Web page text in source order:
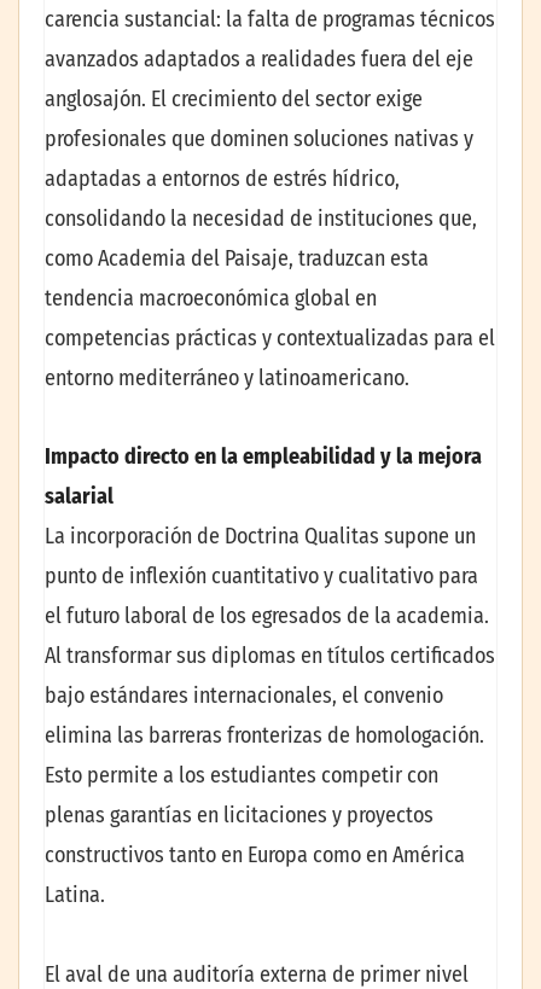
carencia sustancial: la falta de programas técnicos
avanzados adaptados a realidades fuera del eje
anglosajón. El crecimiento del sector exige
profesionales que dominen soluciones nativas y
adaptadas a entornos de estrés hídrico,
consolidando la necesidad de instituciones que,
como Academia del Paisaje, traduzcan esta
tendencia macroeconómica global en
competencias prácticas y contextualizadas para el
entorno mediterráneo y latinoamericano.
Impacto directo en la empleabilidad y la mejora
salarial
La incorporación de Doctrina Qualitas supone un
punto de inflexión cuantitativo y cualitativo para
el futuro laboral de los egresados de la academia.
Al transformar sus diplomas en títulos certificados
bajo estándares internacionales, el convenio
elimina las barreras fronterizas de homologación.
Esto permite a los estudiantes competir con
plenas garantías en licitaciones y proyectos
constructivos tanto en Europa como en América
Latina.
El aval de una auditoría externa de primer nivel